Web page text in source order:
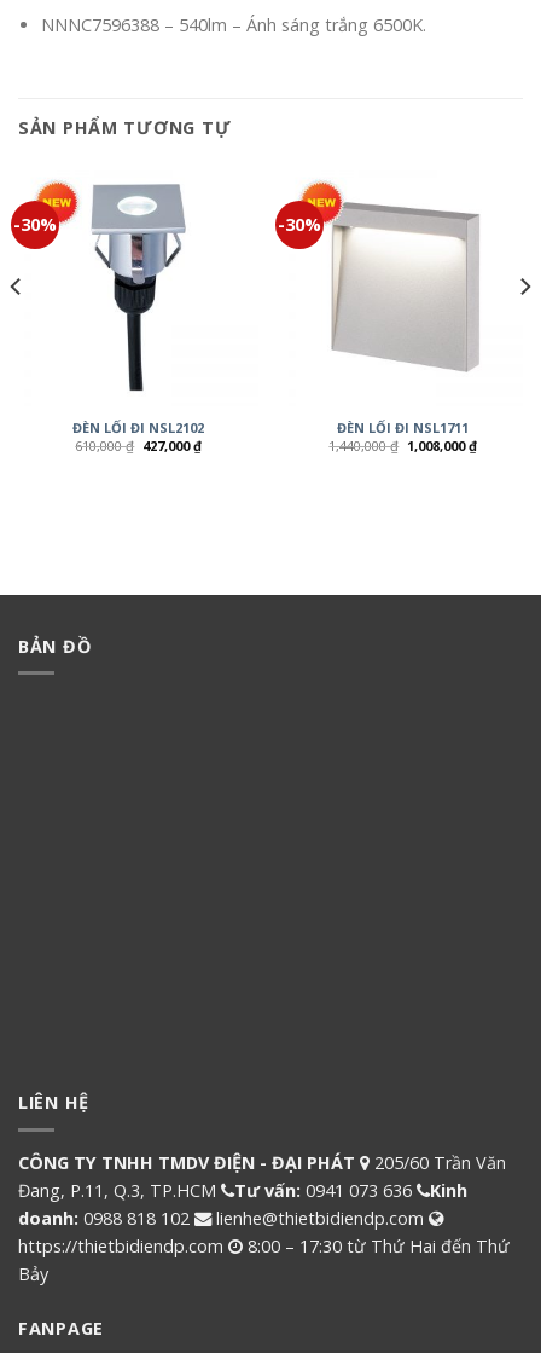
NNNC7596388 – 540lm – Ánh sáng trắng 6500K.
SẢN PHẨM TƯƠNG TỰ
-30%
ĐÈN LỐI ĐI NSL2102
610,000₫ 427,000₫
-30%
ĐÈN LỐI ĐI NSL1711
1,440,000₫ 1,008,000₫
BẢN ĐỒ
LIÊN HỆ
CÔNG TY TNHH TMDV ĐIỆN - ĐẠI PHÁT
205/60 Trần Văn
Đang, P.11, Q.3, TP.HCM
Tư vấn: 0941 073 636
Kinh
doanh: 0988 818 102
lienhe@thietbidiendp.com
https://thietbidiendp.com
8:00 – 17:30 từ Thứ Hai đến Thứ
Bảy
FANPAGE